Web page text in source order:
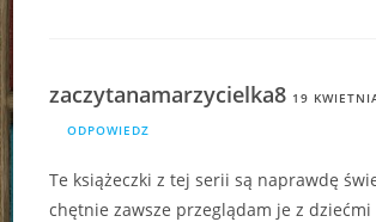
zaczytanamarzycielka8 19
ODPOWIEDZ
Te książeczki z tej serii są naprawdę
chętnie zawsze przeglądam je z